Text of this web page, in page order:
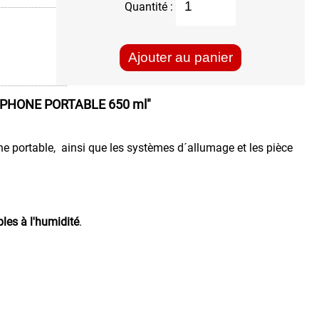
Quantité :
Ajouter au panier
PORTABLE 650 ml"
portable, ainsi que les systèmes d´allumage et les pièce
à l'humidité.